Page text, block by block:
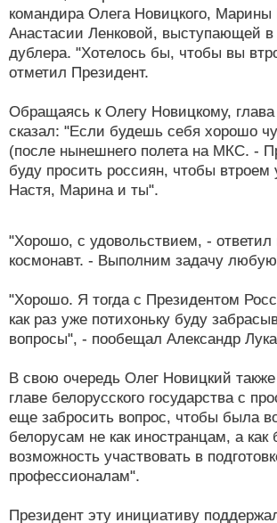
командира Олега Новицкого, Марины
Анастасии Ленковой, выступающей в
дублера. "Хотелось бы, чтобы вы
отметил Президент.
Обращаясь к Олегу Новицкому, глава
сказал: "Если будешь себя хорошо
(после нынешнего полета на МКС. -
буду просить россиян, чтобы втроем
Настя, Марина и ты".
"Хорошо, с удовольствием, - ответил
космонавт. - Выполним задачу
"Хорошо. Я тогда с Президентом
как раз уже потихоньку буду
вопросы", - пообещал Александр
В свою очередь Олег Новицкий
главе белорусского государства с
еще забросить вопрос, чтобы была
белорусам не как иностранцам, а как
возможность участвовать в
профессионалам".
Президент эту инициативу